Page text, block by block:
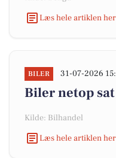
Læs hele artiklen her
BILER 31-07-2026
Biler netop
Kilde: Bilhandel
Læs hele artiklen her